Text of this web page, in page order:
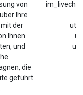
von
Ihre
mit der
Ihnen
und
die
geführt